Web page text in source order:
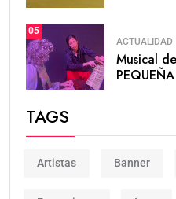
05
ACTUALIDAD
Musical
TAGS
Artistas Banner